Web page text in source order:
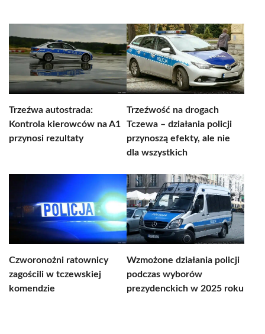
Trzeźwa autostrada:
Kontrola kierowców na A1
przynosi rezultaty
Trzeźwość na drogach
Tczewa – działania policji
przynoszą efekty, ale nie
dla wszystkich
Czworonożni ratownicy
zagościli w tczewskiej
komendzie
Wzmożone działania policji
podczas wyborów
prezydenckich w 2025 roku